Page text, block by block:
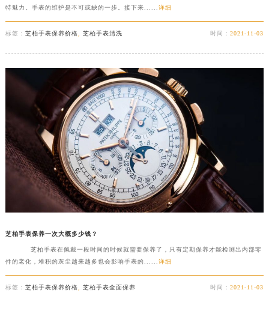
特魅力。手表的维护是不可或缺的一步。接下来...... 详细
标签： 芝柏手表保养价格 芝柏手表清洗 时间：2021-11-03
芝柏手表保养一次大概多少钱？
芝柏手表在佩戴一段时间的时候就需要保养了，只有定期保养才能检测出内部零
件的老化，堆积的灰尘越来越多也会影响手表的...... 详细
标签： 芝柏手表保养价格 芝柏手表全面保养 时间：2021-11-03